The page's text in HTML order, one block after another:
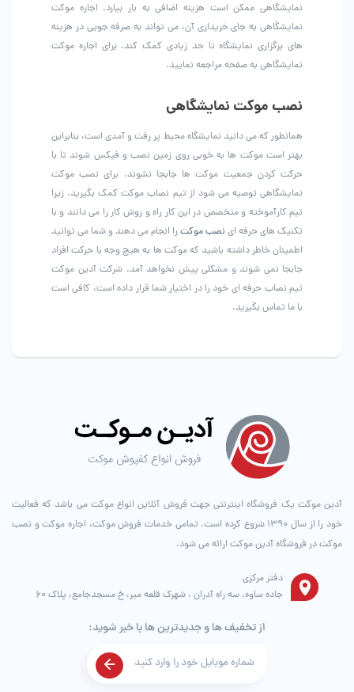
نمایشگاهی ممکن است هزینه اضافی به بار بیارد. اجاره موکت
نمایشگاهی به جای خریداری آن، می تواند به صرفه جویی در هزینه
های برگزاری نمایشگاه تا حد زیادی کمک کند. برای اجاره موکت
نمایشگاهی به صفحه مراجعه نمایید.
نصب موکت نمایشگاهی
همانطور که می دانید نمایشگاه محیط پر رفت و آمدی است، بنابراین
بهتر است موکت ها به خوبی روی زمین نصب و فیکس شوند تا با
حرکت کردن جمعیت موکت ها جابجا نشوند. برای نصب موکت
نمایشگاهی توصیه می شود از تیم نصاب موکت کمک بگیرید. زیرا
تیم کارآموخته و متخصص در این کار راه و روش کار را می دانند و با
تکنیک های حرفه ای نصب موکترا انجام می دهند و شما می توانید
اطمینان خاطر داشته باشید که موکت ها به هیچ وجه با حرکت افراد
جابجا نمی شوند و مشکلی پیش نخواهد آمد. شرکت آدین موکت
تیم نصاب حرفه ای خود را در اختیار شما قرار داده است، کافی است
با ما تماس بگیرید.
آدین موکت یک فروشگاه اینترنتی جهت فروش آنلاین انواع موکت می باشد که فعالیت
خود را از سال ۱۳۹۰ شروع کرده است. تمامی خدمات فروش موکت، اجاره موکت و نصب
موکت در فروشگاه آدین موکت ارائه می شود.
دفتر مرکزی
جاده ساوه، سه راه آدران ، شهرک قلعه میر، خ مسجدجامع، پلاک 60
از تخفیف ها و جدیدترین ها با خبر شوید: